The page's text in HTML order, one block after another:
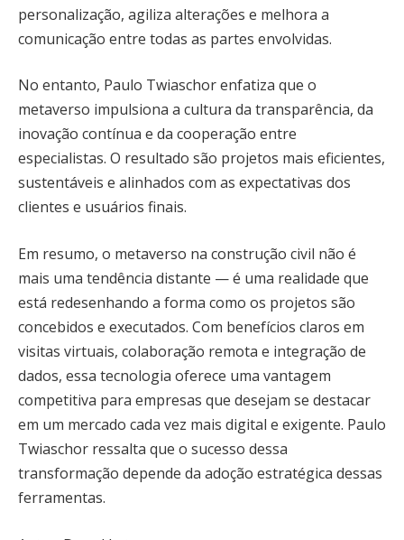
personalização, agiliza alterações e melhora a
comunicação entre todas as partes envolvidas.
No entanto, Paulo Twiaschor enfatiza que o
metaverso impulsiona a cultura da transparência, da
inovação contínua e da cooperação entre
especialistas. O resultado são projetos mais eficientes,
sustentáveis e alinhados com as expectativas dos
clientes e usuários finais.
Em resumo, o metaverso na construção civil não é
mais uma tendência distante — é uma realidade que
está redesenhando a forma como os projetos são
concebidos e executados. Com benefícios claros em
visitas virtuais, colaboração remota e integração de
dados, essa tecnologia oferece uma vantagem
competitiva para empresas que desejam se destacar
em um mercado cada vez mais digital e exigente. Paulo
Twiaschor ressalta que o sucesso dessa
transformação depende da adoção estratégica dessas
ferramentas.